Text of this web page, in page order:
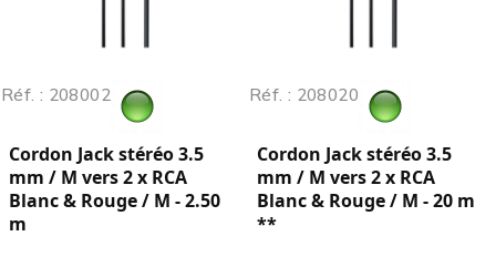
Réf. : 208002
Cordon Jack stéréo 3.5
mm / M vers 2 x RCA
Blanc & Rouge / M - 2.50
m
Réf. : 208020
Cordon Jack stéréo 3.5
mm / M vers 2 x RCA
Blanc & Rouge / M - 20 m
**